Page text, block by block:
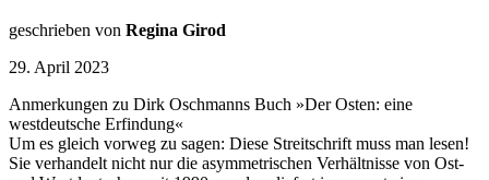
geschrieben von Regina Girod
29. April 2023
Anmerkungen zu Dirk Oschmanns Buch »Der Osten: eine
westdeutsche Erfindung«
Um es gleich vorweg zu sagen: Diese Streitschrift muss man lesen!
Sie verhandelt nicht nur die asymmetrischen Verhältnisse von Ost-